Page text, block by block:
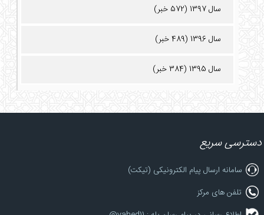
سال 1397 (572 خبر)
سال 1396 (489 خبر)
سال 1395 (384 خبر)
دسترسی سریع
سامانه ارسال پیام الکترونیکی (تیکت)
تلفن های مرکز